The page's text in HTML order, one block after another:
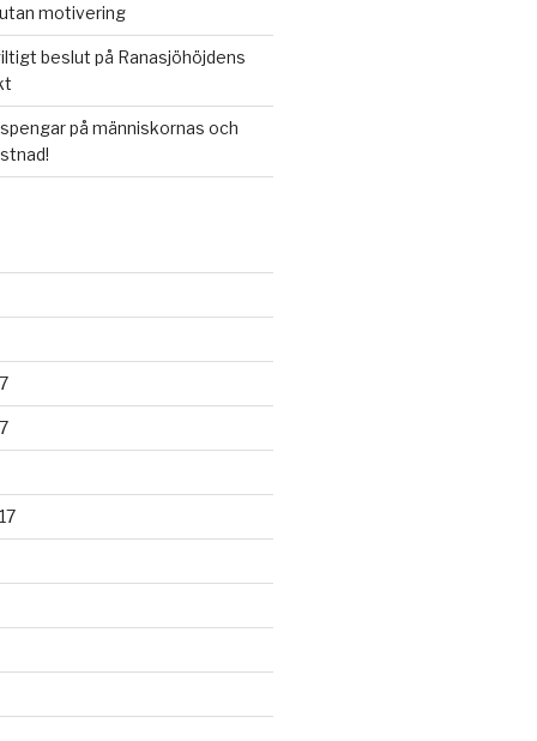
motivering
beslut på Ranasjöhöjdens
på människornas och